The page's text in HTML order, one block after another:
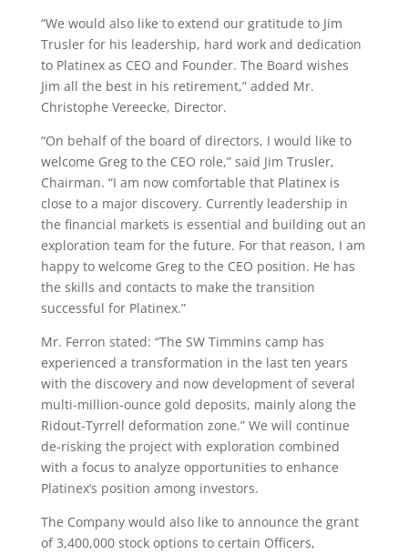
“We would also like to extend our gratitude to Jim
Trusler for his leadership, hard work and dedication
to Platinex as CEO and Founder. The Board wishes
Jim all the best in his retirement,” added Mr.
Christophe Vereecke, Director.
“On behalf of the board of directors, I would like to
welcome Greg to the CEO role,” said Jim Trusler,
Chairman. “I am now comfortable that Platinex is
close to a major discovery. Currently leadership in
the financial markets is essential and building out an
exploration team for the future. For that reason, I am
happy to welcome Greg to the CEO position. He has
the skills and contacts to make the transition
successful for Platinex.”
Mr. Ferron stated: “The SW Timmins camp has
experienced a transformation in the last ten years
with the discovery and now development of several
multi-million-ounce gold deposits, mainly along the
Ridout-Tyrrell deformation zone.” We will continue
de-risking the project with exploration combined
with a focus to analyze opportunities to enhance
Platinex’s position among investors.
The Company would also like to announce the grant
of 3,400,000 stock options to certain Officers,